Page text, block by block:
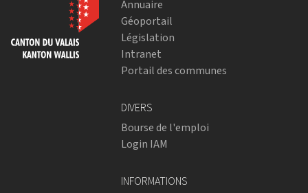
Annuaire
Géoportail
Législation
Intranet
Portail des communes
DIVERS
Bourse de l'emploi
Login IAM
INFORMATIONS